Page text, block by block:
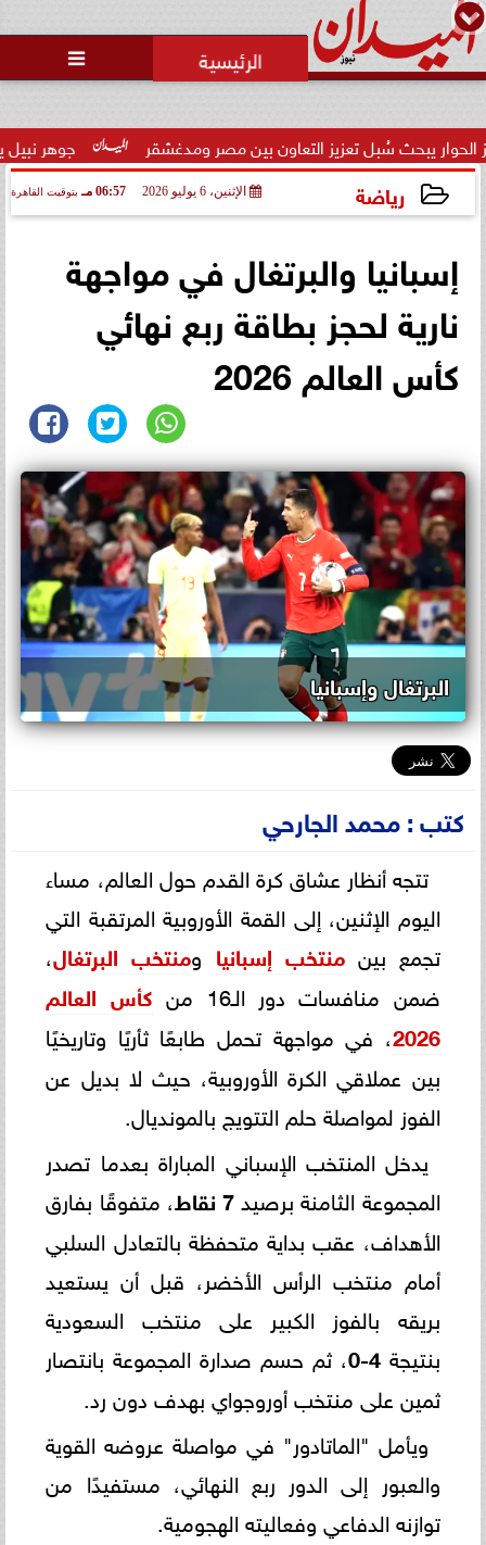

جوهر نبيل يهنئ لاعبي سُبل تعزيز التعاون بين مصر ومدغشقر
رياضة الإثنين، 6 يوليو 2026 06:57 مـ بتوقيت القاهرة
إسبانيا والبرتغال في مواجهة
نارية لحجز بطاقة ربع نهائي
كأس العالم 2026
البرتغال وإسبانيا
كتب : محمد الجارحي
تتجه أنظار عشاق كرة القدم حول العالم، مساء
اليوم الإثنين، إلى القمة الأوروبية المرتقبة التي
تجمع بينمنتخب إسبانيا ومنتخب البرتغال،
ضمن منافسات دور الـ16 من
كأس العالم
2026، في مواجهة تحمل طابعًا ثأريًا وتاريخيًا
بين عملاقي الكرة الأوروبية، حيث لا بديل عن
الفوز لمواصلة حلم التتويج بالمونديال.
يدخل المنتخب الإسباني المباراة بعدما تصدر
المجموعة الثامنة برصيد 7 نقاط
، متفوقًا بفارق
الأهداف، عقب بداية متحفظة بالتعادل السلبي
أمام منتخب الرأس الأخضر، قبل أن يستعيد
بريقه بالفوز الكبير على منتخب السعودية
بنتيجة4-0
، ثم حسم صدارة المجموعة بانتصار
ثمين على منتخب أوروجواي بهدف دون رد.
ويأمل "الماتادور" في مواصلة عروضه القوية
والعبور إلى الدور ربع النهائي، مستفيدًا من
توازنه الدفاعي وفعاليته الهجومية.